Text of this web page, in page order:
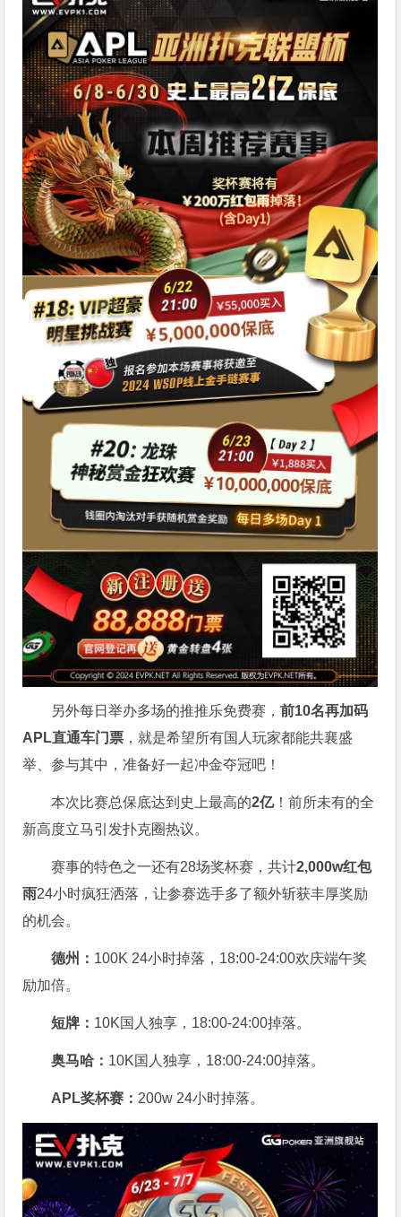
另外每日举办多场的推推乐免费赛，前10名再加码
APL直通车门票 ，就是希望所有国人玩家都能共襄盛
举、参与其中，准备好一起冲金夺冠吧！
本次比赛总保底达到史上最高的2亿！前所未有的全
新高度立马引发扑克圈热议。
赛事的特色之一还有28场奖杯赛，共计2,000w红包
雨24小时疯狂洒落，让参赛选手多了额外斩获丰厚奖励
的机会。
德州： 100K 24小时掉落， 18:00-24:00欢庆端午奖
励加倍。
短牌： 10K国人独享，18:00-24:00掉落。
奥马哈 ： 10K国人独享，18:00-24:00掉落。
APL奖杯赛： 200w 24小时掉落。